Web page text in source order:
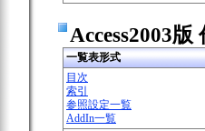
Access2003
一覧表形式
目次
索引
参照設定一覧
AddIn一覧